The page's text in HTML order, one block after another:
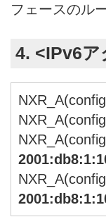
フェースのル
4. <IPv6ア